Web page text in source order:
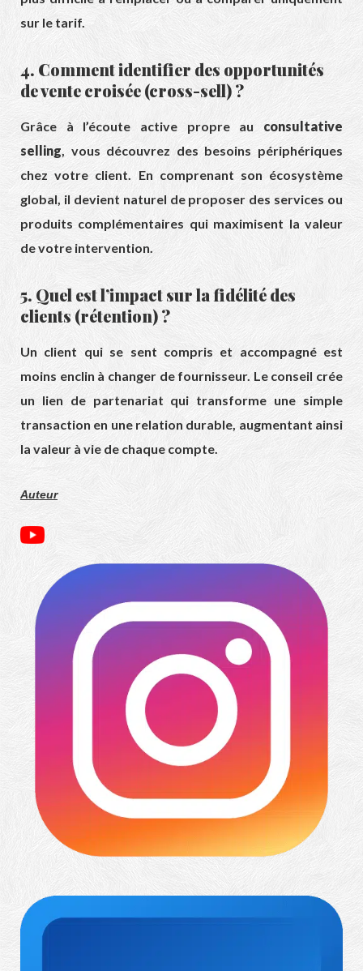
sur le tarif.
4. Comment identifier des opportunités
de vente croisée (cross-sell) ?
Grâce à l’écoute active propre au consultative
selling, vous découvrez des besoins périphériques
chez votre client. En comprenant son écosystème
global, il devient naturel de proposer des services ou
produits complémentaires qui maximisent la valeur
de votre intervention.
5. Quel est l’impact sur la fidélité des
clients (rétention) ?
Un client qui se sent compris et accompagné est
moins enclin à changer de fournisseur. Le conseil crée
un lien de partenariat qui transforme une simple
transaction en une relation durable, augmentant ainsi
la valeur à vie de chaque compte.
Auteur